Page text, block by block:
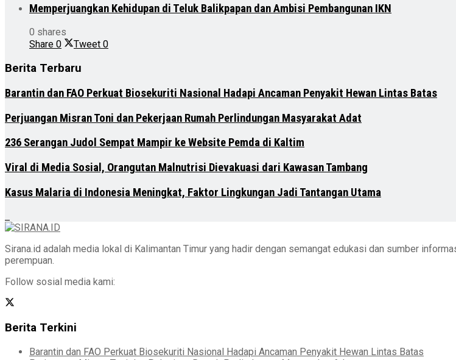
Memperjuangkan Kehidupan di Teluk Balikpapan dan Ambisi Pembangunan IKN
0 shares
Share 0 Tweet 0
Berita Terbaru
Barantin dan FAO Perkuat Biosekuriti Nasional Hadapi Ancaman Penyakit Hewan Lintas Batas
Perjuangan Misran Toni dan Pekerjaan Rumah Perlindungan Masyarakat Adat
236 Serangan Judol Sempat Mampir ke Website Pemda di Kaltim
Viral di Media Sosial, Orangutan Malnutrisi Dievakuasi dari Kawasan Tambang
Kasus Malaria di Indonesia Meningkat, Faktor Lingkungan Jadi Tantangan Utama
Sirana.id adalah media lokal di Kalimantan Timur yang hadir dengan semangat edukasi dan sumber
perempuan.
Follow sosial media kami:
Berita Terkini
Barantin dan FAO Perkuat Biosekuriti Nasional Hadapi Ancaman Penyakit Hewan Lintas Batas